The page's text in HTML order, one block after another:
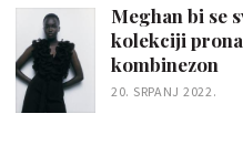
Meghan bi se
kolekciji
kombinezon
20. SRPANJ 2022.